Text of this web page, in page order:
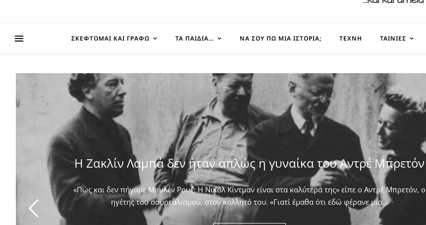
ΣΚΈΦΤΟΜΑΙ ΚΑΙ ΓΡΆΦΩ ΤΑ ΠΑΙΔΊΑ… ΝΑ ΣΟΥ ΠΩ ΜΙΑ ΙΣΤΟΡΊΑ; ΤΈΧΝΗ ΤΑΙΝΊΕΣ
Η Ζακλίν Λαμπά δεν ήταν απλώς η γυναίκα του Αντρέ Μπρετόν
«Πώς και δεν πήγαμε Μουλέν Ρουζ; Η Νικόλ Κίντμαν είναι στα καλύτερά της» είπε ο Αντρέ Μπρετόν, ο
ηγέτης του σουρεαλισμού, στον κολλητό του. ​«Γιατί έμαθα ότι εδώ φέρανε μια…